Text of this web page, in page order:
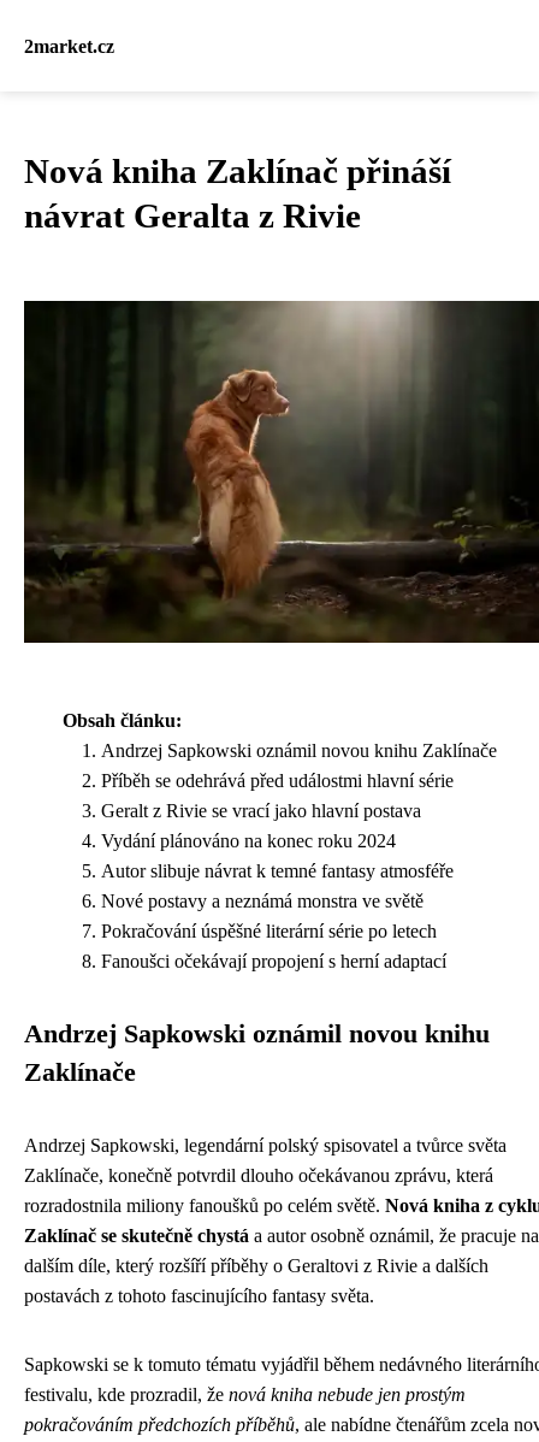
2market.cz
Nová kniha Zaklínač přináší
návrat Geralta z Rivie
Obsah článku:
Andrzej Sapkowski oznámil novou knihu Zaklínače
Příběh se odehrává před událostmi hlavní série
Geralt z Rivie se vrací jako hlavní postava
Vydání plánováno na konec roku 2024
Autor slibuje návrat k temné fantasy atmosféře
Nové postavy a neznámá monstra ve světě
Pokračování úspěšné literární série po letech
Fanoušci očekávají propojení s herní adaptací
Andrzej Sapkowski oznámil novou knihu
Zaklínače
Andrzej Sapkowski, legendární polský spisovatel a tvůrce světa
Zaklínače, konečně potvrdil dlouho očekávanou zprávu, která
rozradostnila miliony fanoušků po celém světě. Nová kniha z
Zaklínač se skutečně chystá a autor osobně oznámil, že pracuje na
dalším díle, který rozšíří příběhy o Geraltovi z Rivie a dalších
postavách z tohoto fascinujícího fantasy světa.
Sapkowski se k tomuto tématu vyjádřil během nedávného
festivalu, kde prozradil, že nová kniha nebude jen prostým
pokračováním předchozích příběhů, ale nabídne čtenářům zcela